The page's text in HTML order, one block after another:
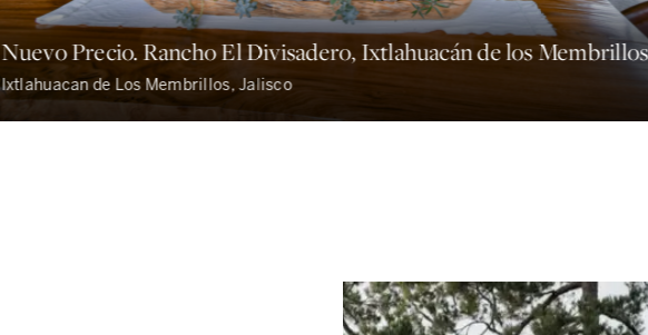
Nuevo Precio. Rancho El Divisadero, Ixtlahuacán de los
Ixtlahuacan de Los Membrillos, Jalisco